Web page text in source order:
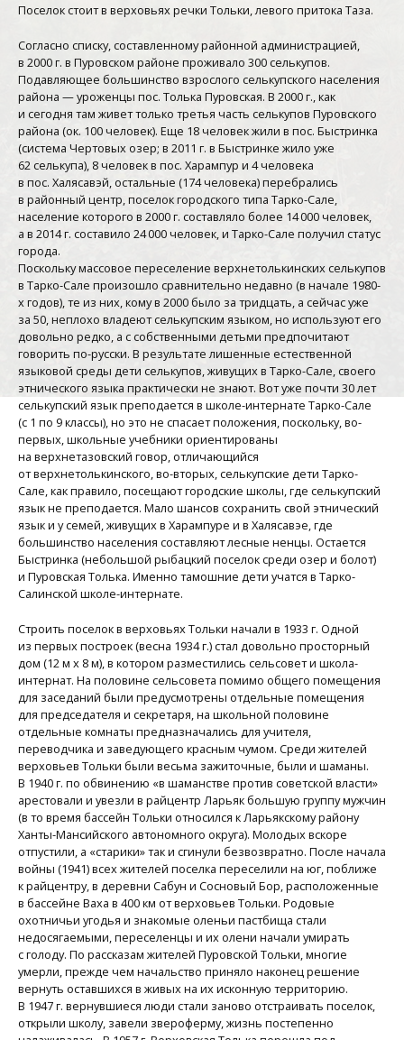
Поселок стоит в верховьях речки Тольки, левого притока Таза.
Согласно списку, составленному районной администрацией,
в 2000 г. в Пуровском районе проживало 300 селькупов.
Подавляющее большинство взрослого селькупского населения
района — уроженцы пос. Толька Пуровская. В 2000 г., как
и сегодня там живет только третья часть селькупов Пуровского
района (ок. 100 человек). Еще 18 человек жили в пос. Быстринка
(система Чертовых озер; в 2011 г. в Быстринке жило уже
62 селькупа), 8 человек в пос. Харампур и 4 человека
в пос. Халясавэй, остальные (174 человека) перебрались
в районный центр, поселок городского типа Тарко-Сале,
население которого в 2000 г. составляло более 14 000 человек,
а в 2014 г. составило 24 000 человек, и Тарко-Сале получил статус
города.
Поскольку массовое переселение верхнетолькинских селькупов
в Тарко-Сале произошло сравнительно недавно (в начале 1980-
х годов), те из них, кому в 2000 было за тридцать, а сейчас уже
за 50, неплохо владеют селькупским языком, но используют его
довольно редко, а с собственными детьми предпочитают
говорить по-русски. В результате лишенные естественной
языковой среды дети селькупов, живущих в Тарко-Сале, своего
этнического языка практически не знают. Вот уже почти 30 лет
селькупский язык преподается в школе-интернате Тарко-Сале
(с 1 по 9 классы), но это не спасает положения, поскольку, во-
первых, школьные учебники ориентированы
на верхнетазовский говор, отличающийся
от верхнетолькинского, во-вторых, селькупские дети Тарко-
Сале, как правило, посещают городские школы, где селькупский
язык не преподается. Мало шансов сохранить свой этнический
язык и у семей, живущих в Харампуре и в Халясавэе, где
большинство населения составляют лесные ненцы. Остается
Быстринка (небольшой рыбацкий поселок среди озер и болот)
и Пуровская Толька. Именно тамошние дети учатся в Тарко-
Салинской школе-интернате.
Строить поселок в верховьях Тольки начали в 1933 г. Одной
из первых построек (весна 1934 г.) стал довольно просторный
дом (12 м х 8 м), в котором разместились сельсовет и школа-
интернат. На половине сельсовета помимо общего помещения
для заседаний были предусмотрены отдельные помещения
для председателя и секретаря, на школьной половине
отдельные комнаты предназначались для учителя,
переводчика и заведующего красным чумом. Среди жителей
верховьев Тольки были весьма зажиточные, были и шаманы.
В 1940 г. по обвинению «в шаманстве против советской власти»
арестовали и увезли в райцентр Ларьяк большую группу мужчин
(в то время бассейн Тольки относился к Ларьякскому району
Ханты-Мансийского автономного округа). Молодых вскоре
отпустили, а «старики» так и сгинули безвозвратно. После начала
войны (1941) всех жителей поселка переселили на юг, поближе
к райцентру, в деревни Сабун и Сосновый Бор, расположенные
в бассейне Ваха в 400 км от верховьев Тольки. Родовые
охотничьи угодья и знакомые оленьи пастбища стали
недосягаемыми, переселенцы и их олени начали умирать
с голоду. По рассказам жителей Пуровской Тольки, многие
умерли, прежде чем начальство приняло наконец решение
вернуть оставшихся в живых на их исконную территорию.
В 1947 г. вернувшиеся люди стали заново отстраивать поселок,
открыли школу, завели звероферму, жизнь постепенно